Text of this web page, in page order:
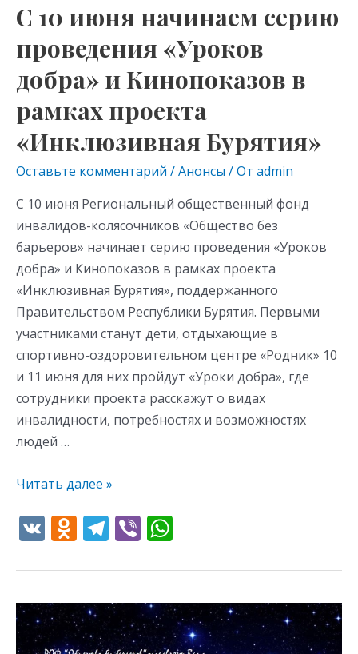
С 10 июня начинаем серию
проведения «Уроков
добра» и Кинопоказов в
рамках проекта
«Инклюзивная Бурятия»
Оставьте комментарий /Анонсы / От admin
С 10 июня Региональный общественный фонд
инвалидов-колясочников «Общество без
барьеров» начинает серию проведения «Уроков
добра» и Кинопоказов в рамках проекта
«Инклюзивная Бурятия», поддержанного
Правительством Республики Бурятия. Первыми
участниками станут дети, отдыхающие в
спортивно-оздоровительном центре «Родник» 10
и 11 июня для них пройдут «Уроки добра», где
сотрудники проекта расскажут о видах
инвалидности, потребностях и возможностях
людей …
Кинопоказов
в
рамках
проекта
«Инклюзивная
Бурятия»
Читать далее »
V
K
O
d
n
o
kl
T
el
e
gr
a
Vi
b
er at
s
A